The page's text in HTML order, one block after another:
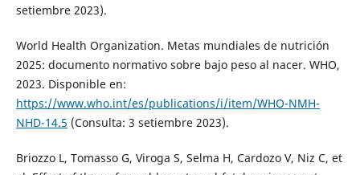
setiembre 2023).
World Health Organization. Metas mundiales de nutrición
2025: documento normativo sobre bajo peso al nacer. WHO,
2023. Disponible en:
https://www.who.int/es/publications/i/item/WHO-NMH-
NHD-14.5 (Consulta: 3 setiembre 2023).
Briozzo L, Tomasso G, Viroga S, Selma H, Cardozo V, Niz C, et